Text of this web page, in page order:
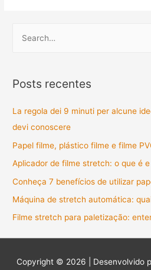
r
h
f
o
r
Posts recentes
La regola dei 9 minuti per alcune
devi conoscere
Papel filme, plástico filme e filme
Aplicador de filme stretch: o que é
Conheça 7 benefícios de utilizar
Máquina de stretch automática:
Filme stretch para paletização:
Copyright © 2026 | Desenvolvido